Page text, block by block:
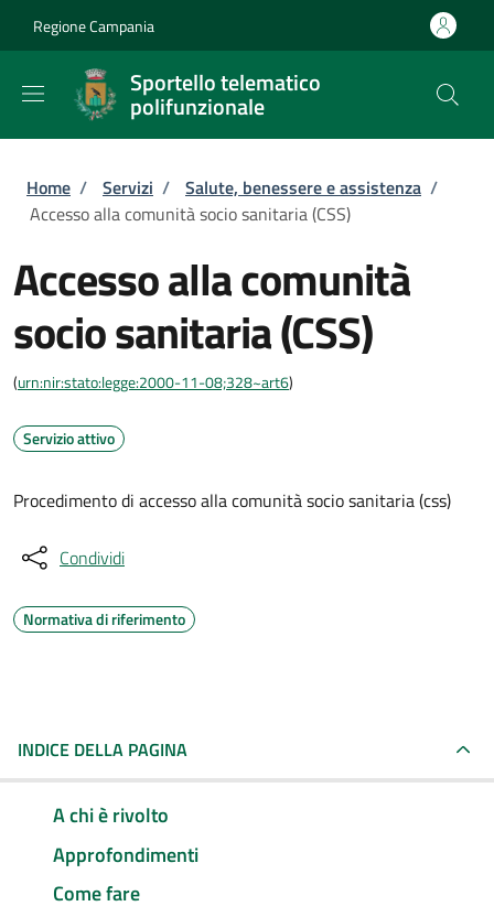
Regione Campania
Sportello telematico
polifunzionale
Briciole di pane
Home / Servizi / Salute, benessere e assistenza /
Accesso alla comunità socio sanitaria (CSS)
Accesso alla comunità
socio sanitaria (CSS)
(urn:nir:stato:legge:2000-11-08;328~art6)
Servizio attivo
Procedimento di accesso alla comunità socio sanitaria (css)
Condividi
Normativa di riferimento
INDICE DELLA PAGINA
A chi è rivolto
Approfondimenti
Come fare